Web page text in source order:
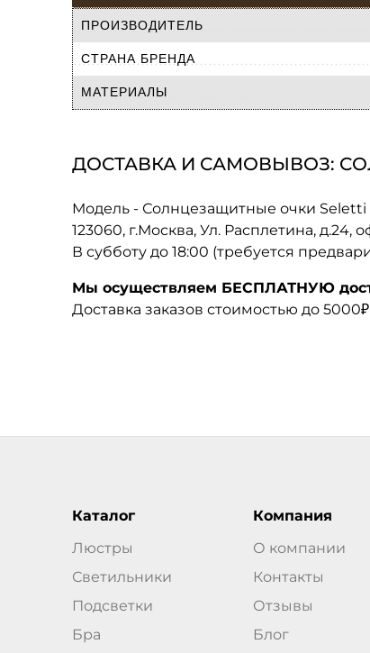
ПРОИЗВОДИТЕЛЬ
СТРАНА БРЕНДА
МАТЕРИАЛЫ
ДОСТАВКА И САМОВЫВОЗ:
Модель - Солнцезащитные очки Seletti
123060, г.Москва, Ул. Расплетина, д.24,
В субботу до 18:00 (требуется
Мы осуществляем БЕСПЛАТНУЮ
Доставка заказов стоимостью до
Каталог
Люстры
Светильники
Подсветки
Бра
Компания
О компании
Контакты
Отзывы
Блог